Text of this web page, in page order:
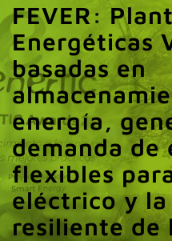
FEVER:
Energéticas
basadas en
energía,
demanda de
flexibles
eléctrico y
resiliente de